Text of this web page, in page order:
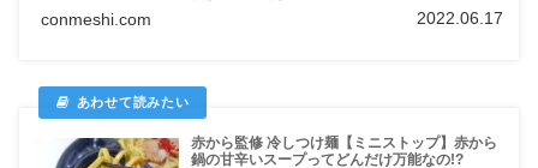
conmeshi.com 2022.06.17
赤から監修 冷しつけ麺【ミニストップ】赤から
鍋の甘辛いスープってどんだけ万能なの!?